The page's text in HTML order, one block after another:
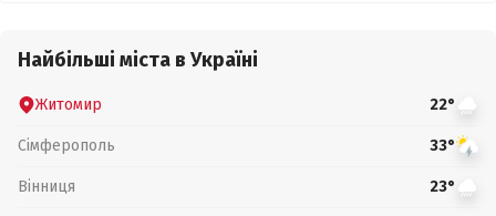
Найбільші міста в Україні
Житомир 22°
Сімферополь 33°
Вінниця 23°